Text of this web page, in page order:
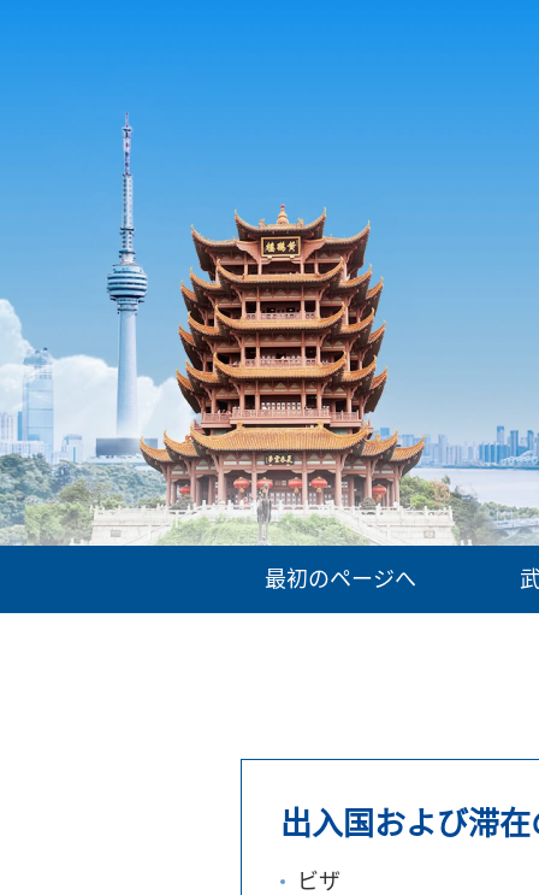
最初のページへ
出入国および滞
ビザ